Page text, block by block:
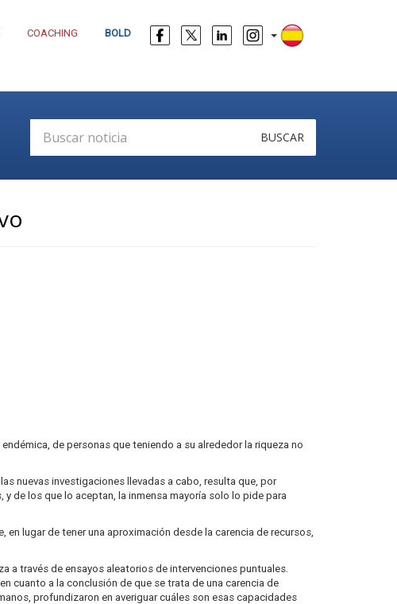
COACHING BOLD
BUSCAR
de personas que teniendo a su alrededor la riqueza no
nuevas investigaciones llevadas a cabo, resulta que, por
de los que lo aceptan, la inmensa mayoría solo lo pide para
lugar de tener una aproximación desde la carencia de recursos,
a través de ensayos aleatorios de intervenciones puntuales.
cuanto a la conclusión de que se trata de una carencia de
profundizaron en averiguar cuáles son esas capacidades